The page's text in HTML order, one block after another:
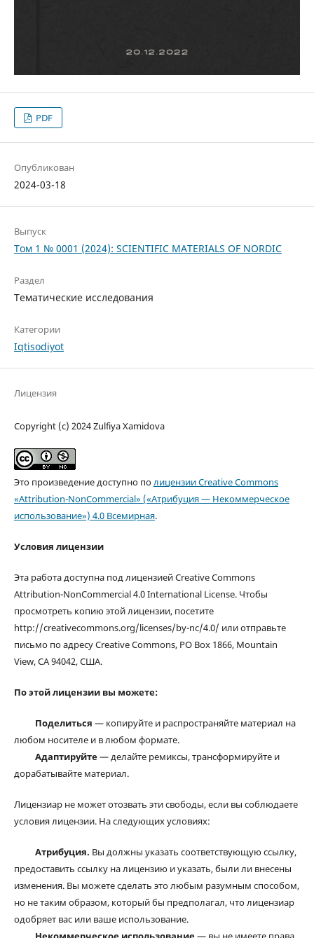
PDF
Опубликован
2024-03-18
Выпуск
Том 1 № 0001 (2024): SCIENTIFIC MATERIALS OF NORDIC
Раздел
Тематические исследования
Категории
Iqtisodiyot
Лицензия
Copyright (c) 2024 Zulfiya Xamidova
Это произведение доступно полицензии Creative Commons
«Attribution-NonCommercial» («Атрибуция — Некоммерческое
использование») 4.0 Всемирная.
Условия лицензии
Эта работа доступна под лицензией Creative Commons
Attribution-NonCommercial 4.0 International License. Чтобы
просмотреть копию этой лицензии, посетите
http://creativecommons.org/licenses/by-nc/4.0/ или отправьте
письмо по адресу Creative Commons, PO Box 1866, Mountain
View, CA 94042, США.
По этой лицензии вы можете:
Поделиться — копируйте и распространяйте материал на
любом носителе и в любом формате.
Адаптируйте— делайте ремиксы, трансформируйте и
дорабатывайте материал.
Лицензиар не может отозвать эти свободы, если вы соблюдаете
условия лицензии. На следующих условиях:
Атрибуция. Вы должны указать соответствующую ссылку,
предоставить ссылку на лицензию и указать, были ли внесены
изменения. Вы можете сделать это любым разумным способом,
но не таким образом, который бы предполагал, что лицензиар
одобряет вас или ваше использование.